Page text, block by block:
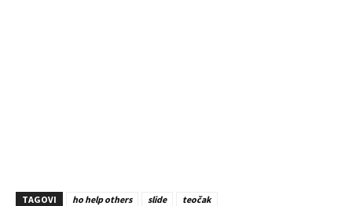
TAGOVI ho help others slide teočak